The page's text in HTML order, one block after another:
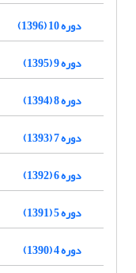
دوره 10 (1396)
دوره 9 (1395)
دوره 8 (1394)
دوره 7 (1393)
دوره 6 (1392)
دوره 5 (1391)
دوره 4 (1390)